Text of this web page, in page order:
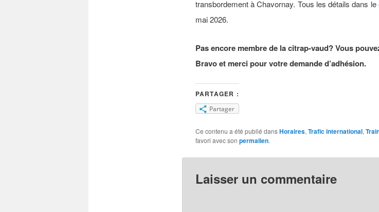
transbordement à Chavornay. Tous les détails dans le
mai 2026.
Pas encore membre de la citrap-vaud? Vous
Bravo et merci pour votre demande d’adhésion.
PARTAGER :
Partager
Ce contenu a été publié dansHoraires, Trafic international,
favori avec son permalien.
Laisser un commentaire